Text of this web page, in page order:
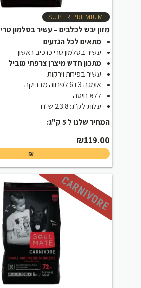
SUPER PREMIUM
מזון יבש לכלבים – עשיר בסלמון טרי
מתאים לכל הגזעים
עשיר בסלמון טרי כרכיב ראשון
מתכון חדש מיצרן צרפתי מוביל
עשיר בפירות וירקות
אומגה 3 ו 6 לפרווה מבריקה
ללא חיטה
עלות לק"ג: 23.8 ש"ח
המחיר שלנו ל 5 ק"ג:
₪119.00
₪